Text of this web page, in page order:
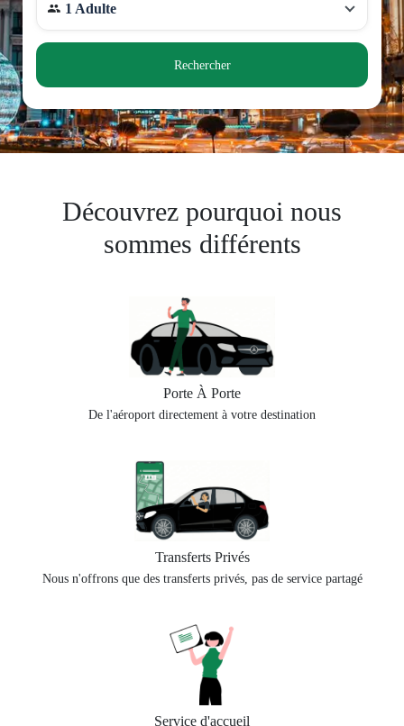
1 Adulte
Rechercher
Découvrez pourquoi nous
sommes différents
Porte À Porte
De l'aéroport directement à votre destination
Transferts Privés
Nous n'offrons que des transferts privés, pas de service partagé
Service d'accueil